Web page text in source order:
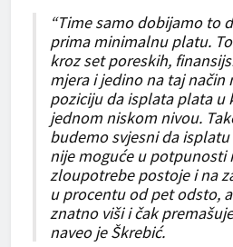
“Time samo dobijamo to
prima minimalnu platu.
kroz set poreskih,
mjera i jedino na taj način
poziciju da isplata plata u
jednom niskom nivou.
budemo svjesni da
nije moguće u potpunosti
zloupotrebe postoje i na
u procentu od pet odsto,
znatno viši i čak
naveo je Škrebić.